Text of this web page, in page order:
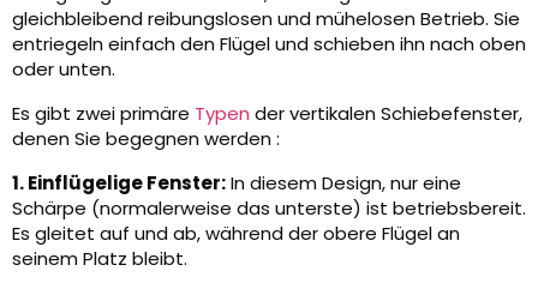
gleichbleibend reibungslosen und mühelosen Betrieb. Sie
entriegeln einfach den Flügel und schieben ihn nach oben
oder unten.
Es gibt zwei primäre Typen der vertikalen Schiebefenster,
denen Sie begegnen werden :
1. Einflügelige Fenster:In diesem Design, nur eine
Schärpe (normalerweise das unterste) ist betriebsbereit.
Es gleitet auf und ab, während der obere Flügel an
seinem Platz bleibt.